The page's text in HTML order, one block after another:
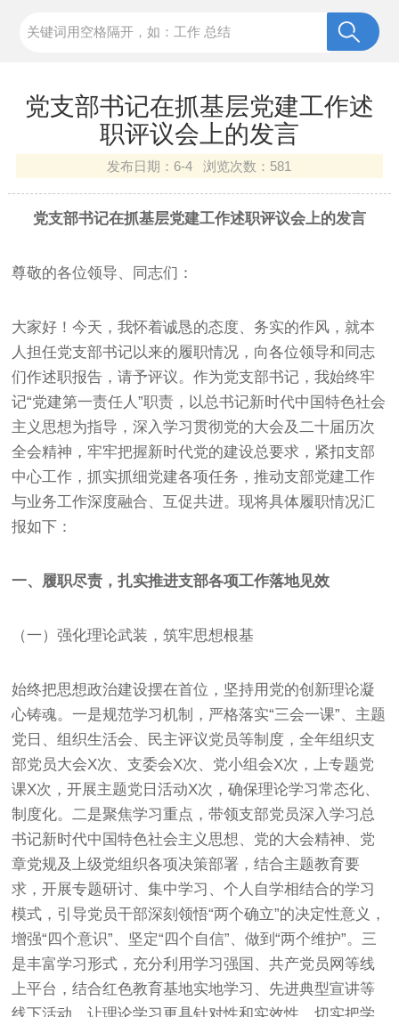
党支部书记在抓基层党建工作述
职评议会上的发言
发布日期： 6-4 浏览次数： 581
党支部书记在抓基层党建工作述职评议会上的发言
尊敬的各位领导、同志们：
大家好！今天，我怀着诚恳的态度、务实的作风，就本
人担任党支部书记以来的履职情况，向各位领导和同志
们作述职报告，请予评议。作为党支部书记，我始终牢
记“党建第一责任人”职责，以总书记新时代中国特色社会
主义思想为指导，深入学习贯彻党的大会及二十届历次
全会精神，牢牢把握新时代党的建设总要求，紧扣支部
中心工作，抓实抓细党建各项任务，推动支部党建工作
与业务工作深度融合、互促共进。现将具体履职情况汇
报如下：
一、履职尽责，扎实推进支部各项工作落地见效
（一）强化理论武装，筑牢思想根基
始终把思想政治建设摆在首位，坚持用党的创新理论凝
心铸魂。一是规范学习机制，严格落实“三会一课”、主题
党日、组织生活会、民主评议党员等制度，全年组织支
部党员大会X次、支委会X次、党小组会X次，上专题党
课X次，开展主题党日活动X次，确保理论学习常态化、
制度化。二是聚焦学习重点，带领支部党员深入学习总
书记新时代中国特色社会主义思想、党的大会精神、党
章党规及上级党组织各项决策部署，结合主题教育要
求，开展专题研讨、集中学习、个人自学相结合的学习
模式，引导党员干部深刻领悟“两个确立”的决定性意义，
增强“四个意识”、坚定“四个自信”、做到“两个维护”。三
是丰富学习形式，充分利用学习强国、共产党员网等线
上平台，结合红色教育基地实地学习、先进典型宣讲等
线下活动，让理论学习更具针对性和实效性，切实把学